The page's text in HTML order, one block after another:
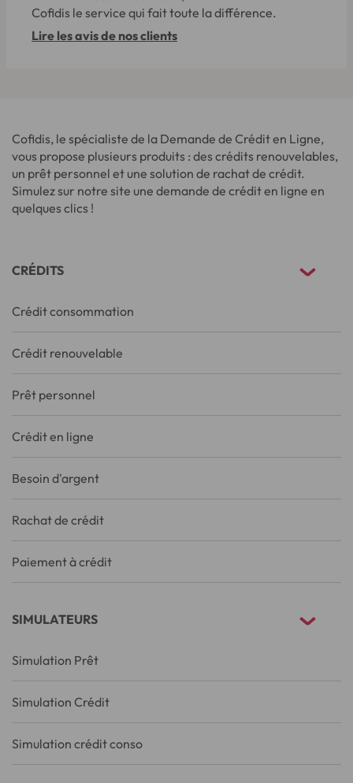
Cofidis le service qui fait toute la différence.
Lire les avis de nos clients
Cofidis, le spécialiste de la Demande de Crédit en Ligne,
vous propose plusieurs produits : des crédits renouvelables,
un prêt personnel et une solution de rachat de crédit.
Simulez sur notre site une demande de crédit en ligne en
quelques clics !
CRÉDITS
Crédit consommation
Crédit renouvelable
Prêt personnel
Crédit en ligne
Besoin d'argent
Rachat de crédit
Paiement à crédit
SIMULATEURS
Simulation Prêt
Simulation Crédit
Simulation crédit conso